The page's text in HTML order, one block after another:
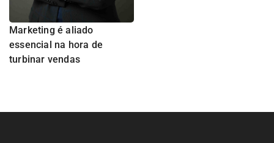
Marketing é aliado
essencial na hora de
turbinar vendas